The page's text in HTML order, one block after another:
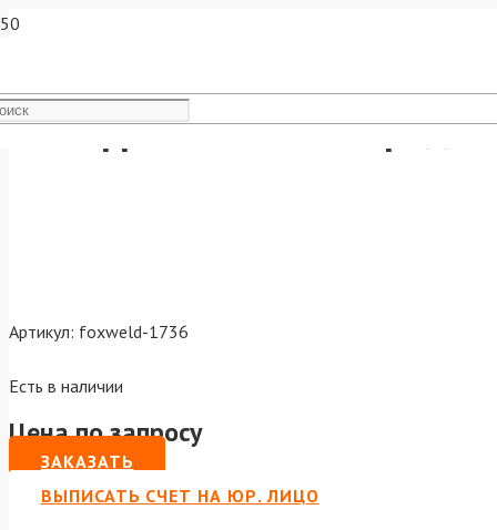
Вольфрамовый электрод
Артикул: foxweld-1736
Есть в наличии
Цена по запросу
ЗАКАЗАТЬ
ВЫПИСАТЬ СЧЕТ НА ЮР. ЛИЦО